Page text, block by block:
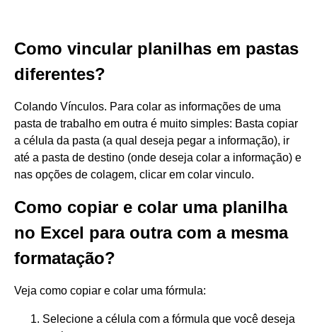
Como vincular planilhas em pastas
diferentes?
Colando Vínculos. Para colar as informações de uma
pasta de trabalho em outra é muito simples: Basta copiar
a célula da pasta (a qual deseja pegar a informação), ir
até a pasta de destino (onde deseja colar a informação) e
nas opções de colagem, clicar em colar vinculo.
Como copiar e colar uma planilha
no Excel para outra com a mesma
formatação?
Veja como copiar e colar uma fórmula:
Selecione a célula com a fórmula que você deseja